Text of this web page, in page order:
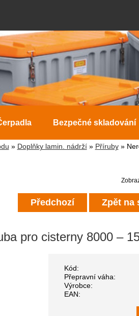
Bezpečné skladování
» Doplňky lamin. nádrží» Příruby»
Předchozí Zpět na
pro cisterny 8000 –
Kód:
Přepravní váha:
Výrobce:
EAN: